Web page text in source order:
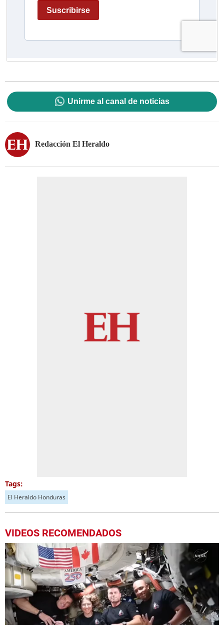
Unirme al canal de noticias
Redacción El Heraldo
Tags:
El Heraldo Honduras
VIDEOS RECOMENDADOS